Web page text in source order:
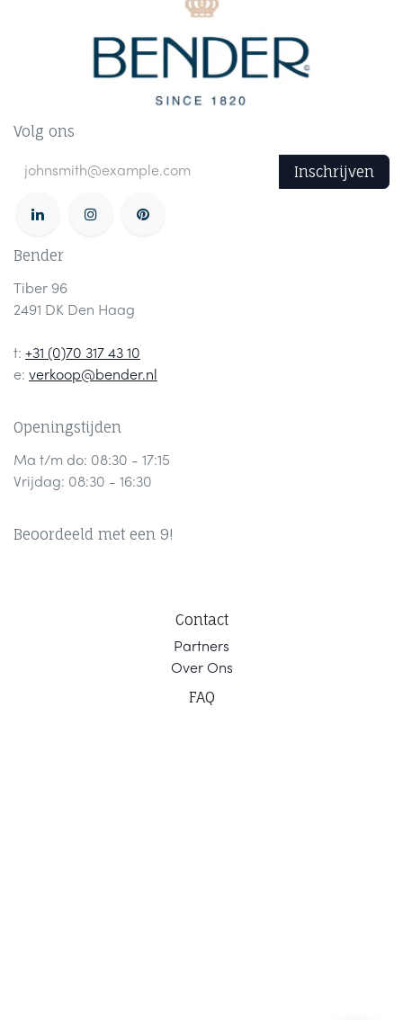
Volg ons
Inschrijven
Bender
Tiber 96
2491 DK Den Haag
t: +31 (0)70 317 43 10
e: verkoop@bender.nl
Openingstijden
Ma t/m do: 08:30 - 17:15
Vrijdag: 08:30 - 16:30
Beoordeeld met een 9!
Contact
Partners
Over Ons
FAQ